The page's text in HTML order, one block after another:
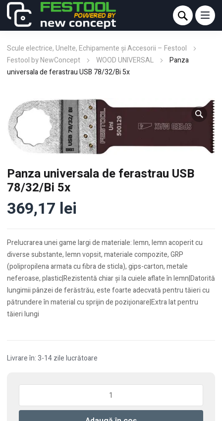
Scule electrice, Unelte, Echipamente și Accesorii – Festool
Festool by NewConcept
WOOD UNIVERSAL
Panza
universala de ferastrau USB 78/32/Bi 5x
Panza universala de ferastrau USB
78/32/Bi 5x
369,17 lei
Prelucrarea unei game largi de materiale: lemn, lemn acoperit cu
diverse substante, lemn vopsit, materiale compozite, GRP
(polipropilena armata cu fibra de sticla), gips-carton, metale
neferoase, plastic|Rezistentă chiar şi la cuiele aflate în lemn|Datorită
lungimii pânzei de ferăstrău, este foarte adecvată pentru tăieri cu
pătrundere în material cu sprijin de poziţionare|Extra lat pentru
tăieri lungi
Livrare în: 3-14 zile lucrătoare
universala